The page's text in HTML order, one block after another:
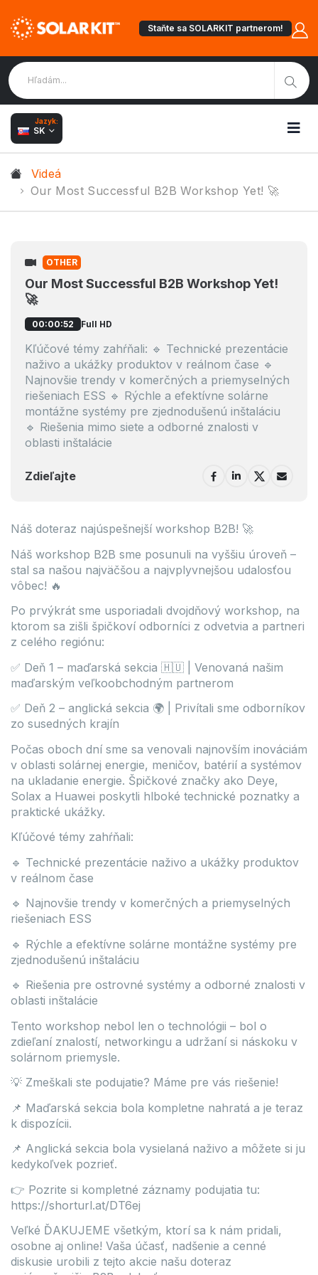
Staňte sa SOLARKIT partnerom!
Jazyk:
SK
Videá
Our Most Successful B2B Workshop Yet! 🚀
OTHER
Our Most Successful B2B Workshop Yet!
🚀
00:00:52 Full HD
Kľúčové témy zahŕňali: 🔹 Technické prezentácie
naživo a ukážky produktov v reálnom čase 🔹
Najnovšie trendy v komerčných a priemyselných
riešeniach ESS 🔹 Rýchle a efektívne solárne
montážne systémy pre zjednodušenú inštaláciu
🔹 Riešenia mimo siete a odborné znalosti v
oblasti inštalácie
Zdieľajte
Náš doteraz najúspešnejší workshop B2B! 🚀
Náš workshop B2B sme posunuli na vyššiu úroveň –
stal sa našou najväčšou a najvplyvnejšou udalosťou
vôbec! 🔥
Po prvýkrát sme usporiadali dvojdňový workshop, na
ktorom sa zišli špičkoví odborníci z odvetvia a partneri
z celého regiónu:
✅ Deň 1 – maďarská sekcia 🇭🇺 | Venovaná našim
maďarským veľkoobchodným partnerom
✅ Deň 2 – anglická sekcia 🌍 | Privítali sme odborníkov
zo susedných krajín
Počas oboch dní sme sa venovali najnovším inováciám
v oblasti solárnej energie, meničov, batérií a systémov
na ukladanie energie. Špičkové značky ako Deye,
Solax a Huawei poskytli hlboké technické poznatky a
praktické ukážky.
Kľúčové témy zahŕňali:
🔹 Technické prezentácie naživo a ukážky produktov
v reálnom čase
🔹 Najnovšie trendy v komerčných a priemyselných
riešeniach ESS
🔹 Rýchle a efektívne solárne montážne systémy pre
zjednodušenú inštaláciu
🔹 Riešenia pre ostrovné systémy a odborné znalosti v
oblasti inštalácie
Tento workshop nebol len o technológii – bol o
zdieľaní znalostí, networkingu a udržaní si náskoku v
solárnom priemysle.
💡 Zmeškali ste podujatie? Máme pre vás riešenie!
📌 Maďarská sekcia bola kompletne nahratá a je teraz
k dispozícii.
📌 Anglická sekcia bola vysielaná naživo a môžete si ju
kedykoľvek pozrieť.
👉 Pozrite si kompletné záznamy podujatia tu:
https://shorturl.at/DT6ej
Veľké ĎAKUJEME všetkým, ktorí sa k nám pridali,
osobne aj online! Vaša účasť, nadšenie a cenné
diskusie urobili z tejto akcie našu doteraz